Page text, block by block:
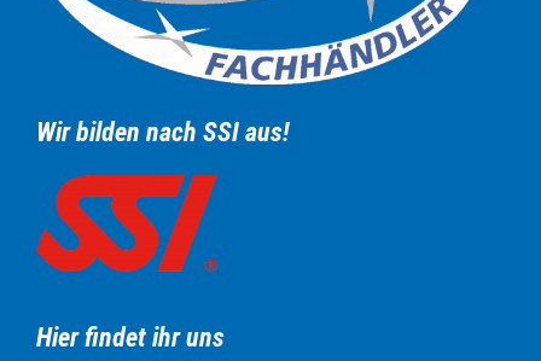
Wir bilden nach SSI aus!
Hier findet ihr uns